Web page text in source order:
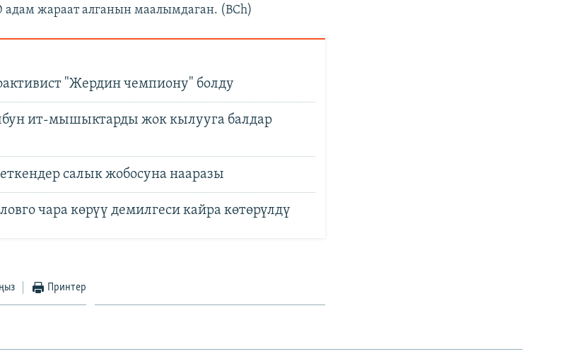
адам жараат алганын маалымдаган. (BCh)
"Жердин чемпиону" болду
ит-мышыктарды жок кылууга балдар
салык жобосуна нааразы
чара көрүү демилгеси кайра көтөрүлдү
Принтер